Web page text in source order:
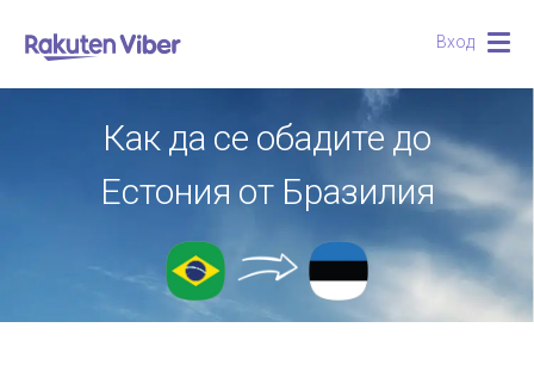
Вход
Как да се обадите до
Естония от Бразилия